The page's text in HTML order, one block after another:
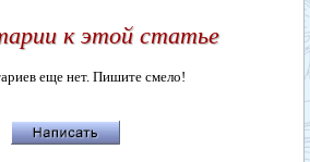
к этой статье
еще нет. Пишите смело!